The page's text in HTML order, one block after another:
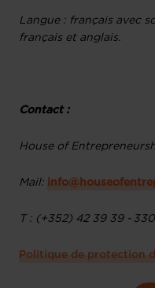
Langue : français avec
français et anglais.
Contact :
House of
Mail:
T : (+352) 42 39 39 - 330
Politique de protection